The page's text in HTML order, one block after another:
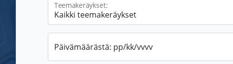
Teemakeräykset:
Päivämäärästä: pp/kk/vvvv